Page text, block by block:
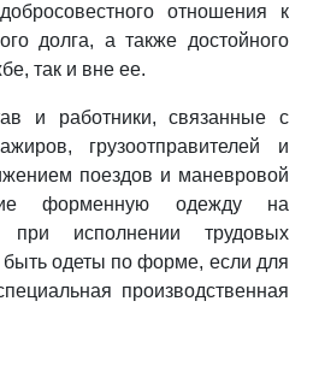
отношения к
долга, а также достойного
так и вне ее.
и работники, связанные с
грузоотправителей и
поездов и маневровой
форменную одежду на
при исполнении трудовых
одеты по форме, если для
производственная